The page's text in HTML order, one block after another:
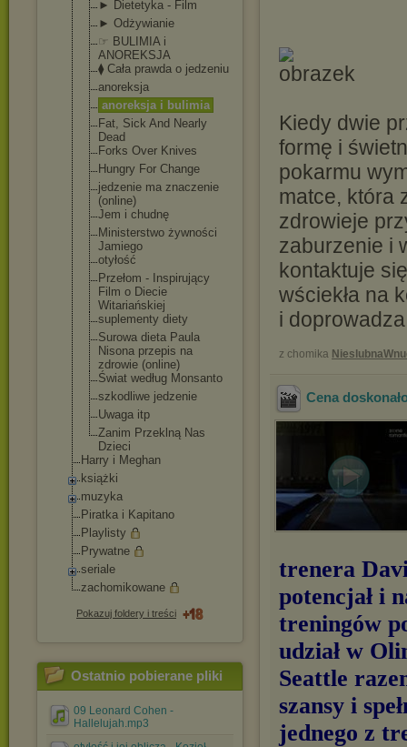
► Dietetyka - Film
► Odżywianie
☞ BULIMIA i
ANOREKSJA
⧫ Cała prawda o jedzeniu
anoreksja
anoreksja i bulimia
Fat, Sick And Nearly
Dead
Forks Over Knives
Hungry For Change
jedzenie ma znaczenie
(online)
Jem i chudnę
Ministerstwo żywności
Jamiego
otyłość
Przełom - Inspirujący
Film o Diecie
Witariańskiej
suplementy diety
Surowa dieta Paula
Nisona przepis na
zdrowie (online)
Świat według Monsanto
szkodliwe jedzenie
Uwaga itp
Zanim Przeklną Nas
Dzieci
Harry i Meghan
książki
muzyka
Piratka i Kapitano
Playlisty
Prywatne
seriale
zachomikowane
Pokazuj foldery i treści
Ostatnio pobierane pliki
09 Leonard Cohen -
Hallelujah.mp3
Kiedy dwie
formę i
pokarmu
matce, która
zdrowieje
zaburzenie i
kontaktuje
wściekła na
i
z chomika
Cena
trenera
potencjał i
treningów
udział w
Seattle
szansy i
jednego z